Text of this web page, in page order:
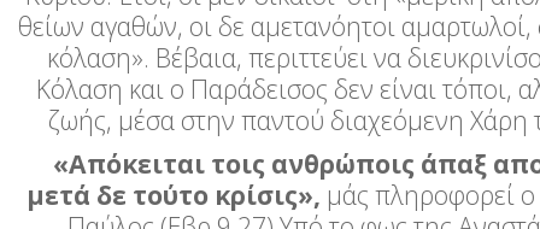
θείων αγαθών, οι δε αμετανόητοι αμαρτωλοί,
κόλαση». Βέβαια, περιττεύει να
Κόλαση και ο Παράδεισος δεν είναι τόποι,
ζωής, μέσα στην παντού διαχεόμενη Χάρη
«Απόκειται τοις ανθρώποις άπαξ
μετά δε τούτο κρίσις», μάς πληροφορεί